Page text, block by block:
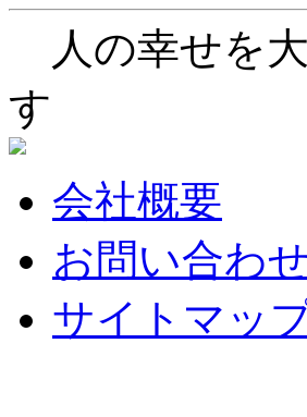
人の幸せを
す
会社概要
お問い合わ
サイトマッ